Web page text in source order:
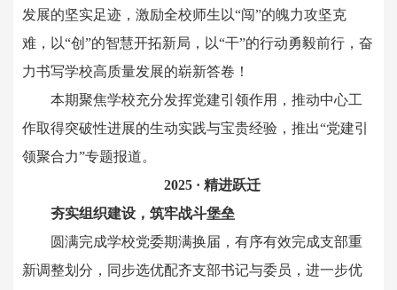
发展的坚实足迹，激励全校师生以“闯”的魄力攻坚克
难，以“创”的智慧开拓新局，以“干”的行动勇毅前行，奋
力书写学校高质量发展的崭新答卷！
本期聚焦学校充分发挥党建引领作用，推动中心工
作取得突破性进展的生动实践与宝贵经验，推出“党建引
领聚合力”专题报道。
2025 · 精进跃迁
夯实组织建设，筑牢战斗堡垒
圆满完成学校党委期满换届，有序有效完成支部重
新调整划分，同步选优配齐支部书记与委员，进一步优